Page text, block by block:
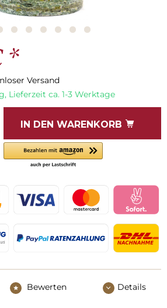
*
Versand
Lieferzeit ca. 1-3 Werktage
IN DEN WARENKORB
Bewerten Details